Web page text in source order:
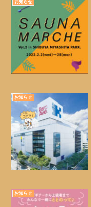
お知らせ
お知らせ
お知らせ